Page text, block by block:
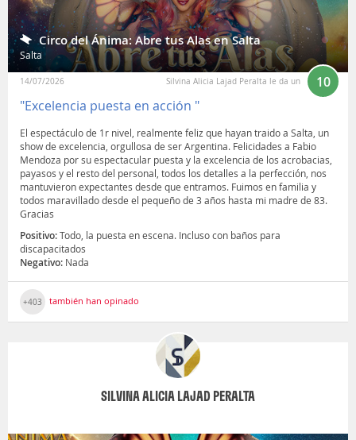
Circo del Ánima: Abre tus Alas en Salta
Salta
14/07/2026 Silvina Alicia Lajad Peralta le da un
10
"Excelencia puesta en acción "
El espectáculo de 1r nivel, realmente feliz que hayan traido a Salta, un
show de excelencia, orgullosa de ser Argentina. Felicidades a Fabio
Mendoza por su espectacular puesta y la excelencia de los acrobacias,
payasos y el resto del personal, todos los detalles a la perfección, nos
mantuvieron expectantes desde que entramos. Fuimos en familia y
todos maravillado desde el pequeño de 3 años hasta mi madre de 83.
Gracias
Positivo:Todo, la puesta en escena. Incluso con baños para
discapacitados
Negativo: Nada
+403 también han opinado
SILVINA ALICIA LAJAD PERALTA